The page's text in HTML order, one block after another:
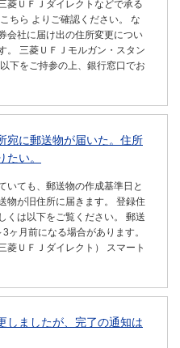
菱ＵＦＪダイレクトなどで承る
ちら よりご確認ください。 な
会社に届け出の住所変更につい
。 三菱ＵＦＪモルガン・スタン
下をご持参の上、銀行窓口でお
宛に郵送物が届いた。住所
い。
いても、郵送物の作成基準日と
物が旧住所に届きます。 登録住
くは以下をご覧ください。 郵送
ヶ月前になる場合があります。
菱ＵＦＪダイレクト） スマート
しましたが、完了の通知は